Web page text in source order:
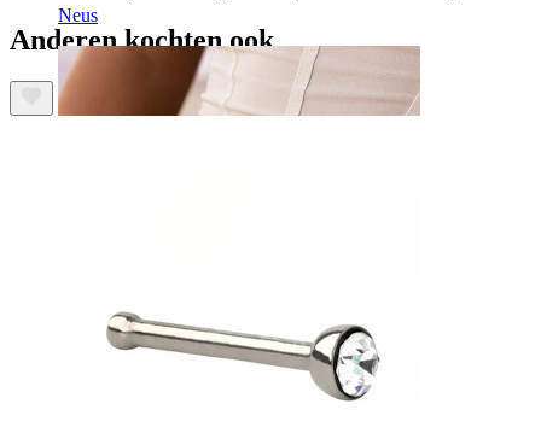
Neus
Anderen kochten ook